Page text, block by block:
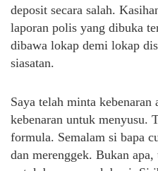
deposit secara salah.
laporan polis yang dibuka
dibawa lokap demi lokap
siasatan.
Saya telah minta
kebenaran untuk menyusu.
formula. Semalam si bapa
dan merenggek. Bukan